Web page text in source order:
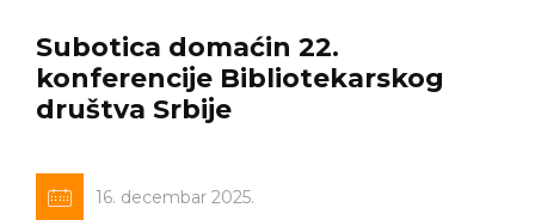
Subotica domaćin 22.
konferencije Bibliotekarskog
društva Srbije
16. decembar 2025.